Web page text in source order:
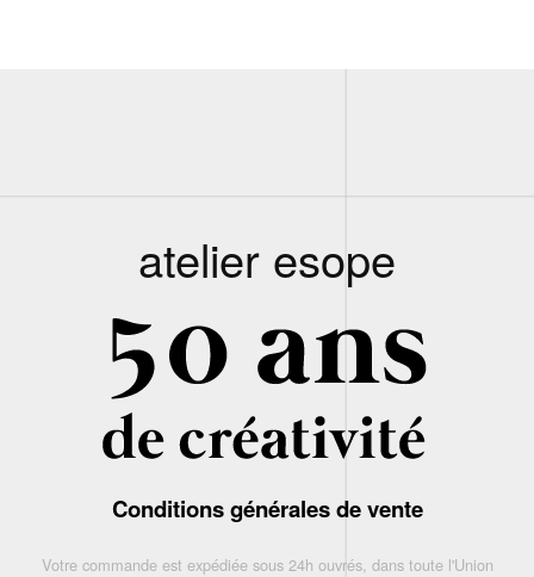
atelier esope
Conditions générales de vente
Votre commande est expédiée sous 24h ouvrés, dans toute l'Union